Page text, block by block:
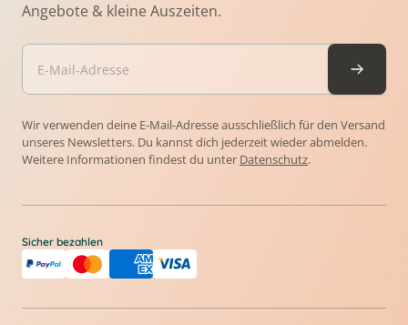
Angebote & kleine Auszeiten.
Wir verwenden deine E-Mail-Adresse ausschließlich für den Versand
unseres Newsletters. Du kannst dich jederzeit wieder abmelden.
Weitere Informationen findest du unter Datenschutz.
Sicher bezahlen